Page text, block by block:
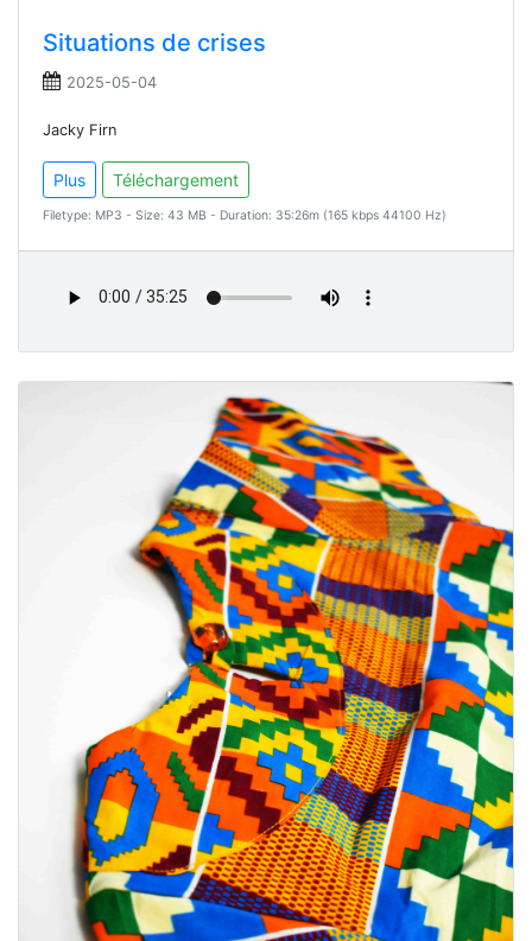
Situations de crises
2025-05-04
Jacky Firn
Plus Téléchargement
Filetype: MP3 - Size: 43 MB - Duration: 35:26m (165 kbps 44100 Hz)